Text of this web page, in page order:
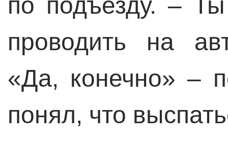
проводить на
«Да, конечно» –
понял, что